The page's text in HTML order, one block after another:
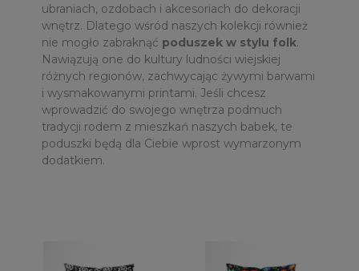
ubraniach, ozdobach i akcesoriach do dekoracji
wnętrz. Dlatego wśród naszych kolekcji również
nie mogło zabraknąć poduszek w stylu folk.
Nawiązują one do kultury ludności wiejskiej
różnych regionów, zachwycając żywymi barwami
i wysmakowanymi printami. Jeśli chcesz
wprowadzić do swojego wnętrza podmuch
tradycji rodem z mieszkań naszych babek, te
poduszki będą dla Ciebie wprost wymarzonym
dodatkiem.